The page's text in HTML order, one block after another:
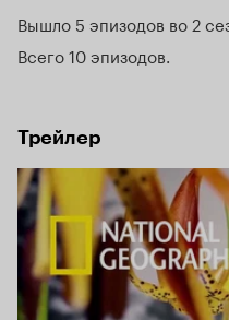
Вышло 5 эпизодов во 2
Всего 10 эпизодов
Трейлер